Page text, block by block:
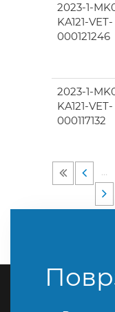
2023-1-
KA121-VET-
000121246
2023-1-
KA121-VET-
000117132
…